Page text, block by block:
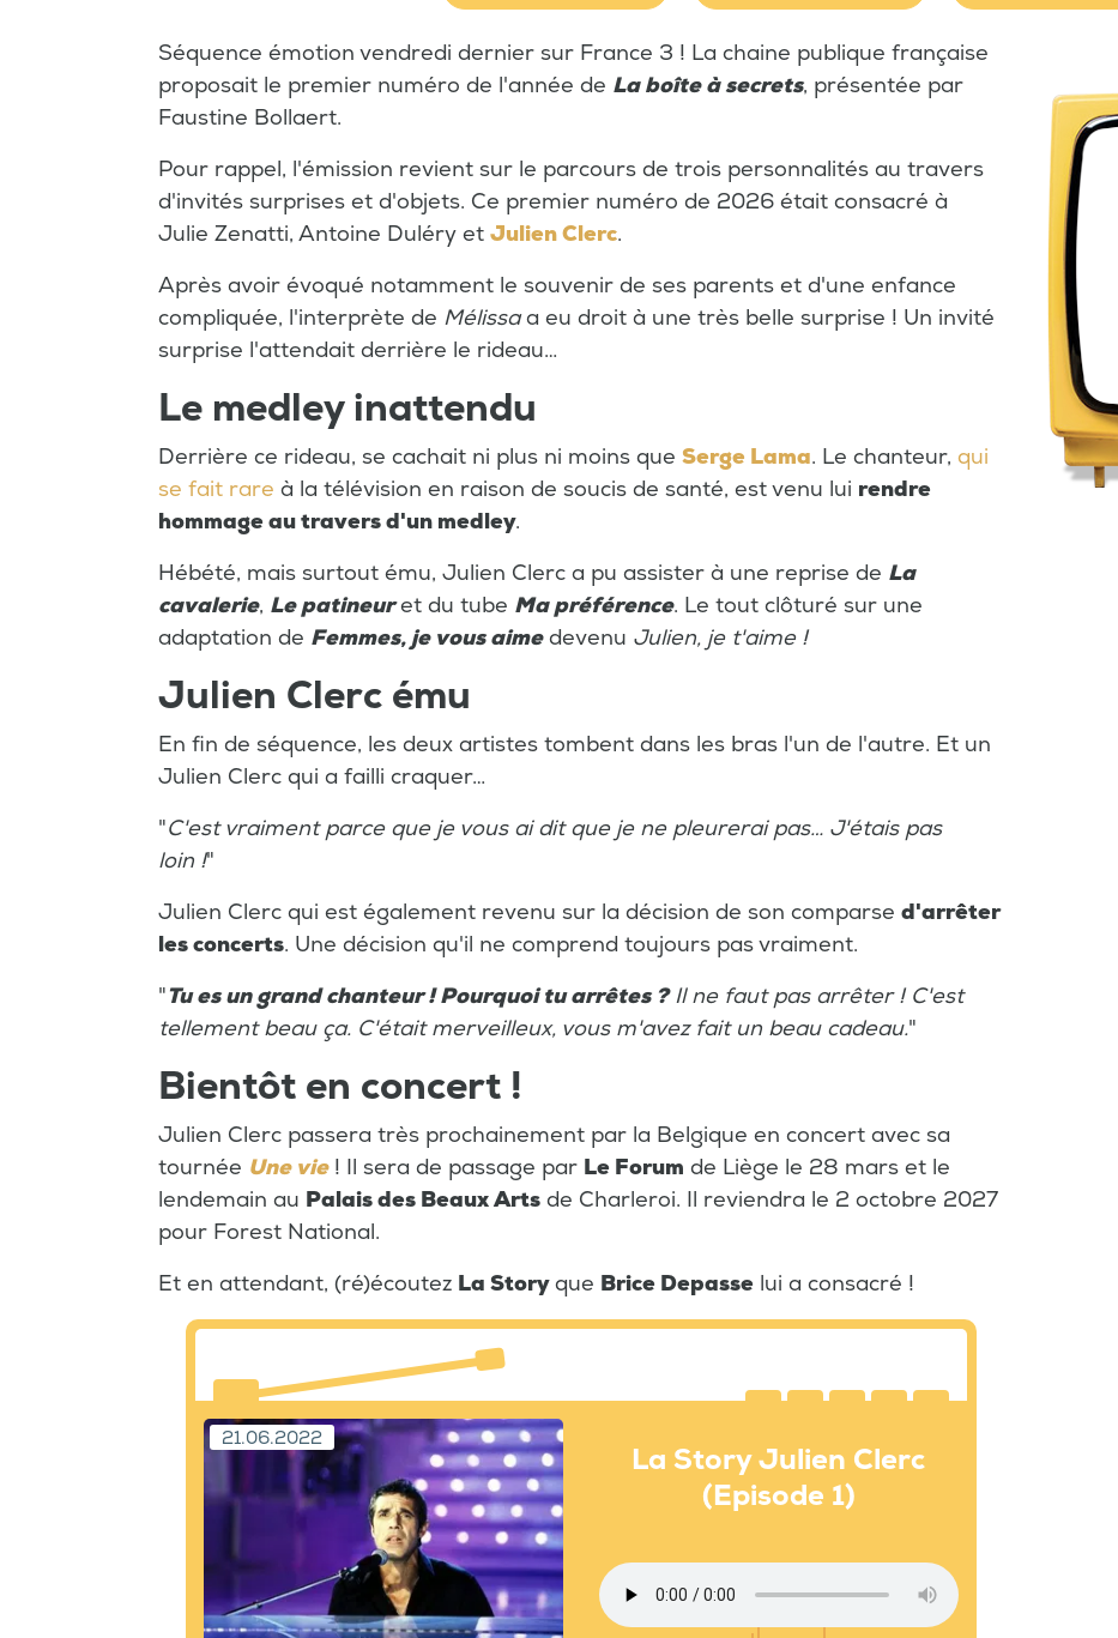
Séquence émotion vendredi dernier sur France 3 ! La chaine publique française
proposait le premier numéro de l'année de La boîte à secrets, présentée par
Faustine Bollaert.
Pour rappel, l'émission revient sur le parcours de trois personnalités au travers
d'invités surprises et d'objets. Ce premier numéro de 2026 était consacré à
Julie Zenatti, Antoine Duléry et Julien Clerc.
Après avoir évoqué notamment le souvenir de ses parents et d'une enfance
compliquée, l'interprète de Mélissaa eu droit à une très belle surprise ! Un invité
surprise l'attendait derrière le rideau…
Le medley inattendu
Derrière ce rideau, se cachait ni plus ni moins que Serge Lama. Le chanteur, qui
se fait rare à la télévision en raison de soucis de santé, est venu lui rendre
hommage au travers d'un medley.
Hébété, mais surtout ému, Julien Clerc a pu assister à une reprise de La
cavalerie, Le patineuret du tube Ma préférence. Le tout clôturé sur une
adaptation de Femmes, je vous aimedevenu Julien, je t'aime !
Julien Clerc ému
En fin de séquence, les deux artistes tombent dans les bras l'un de l'autre. Et un
Julien Clerc qui a failli craquer…
"C'est vraiment parce que je vous ai dit que je ne pleurerai pas… J'étais pas
loin !"
Julien Clerc qui est également revenu sur la décision de son comparse d'arrêter
les concerts. Une décision qu'il ne comprend toujours pas vraiment.
"Tu es un grand chanteur ! Pourquoi tu arrêtes ?Il ne faut pas arrêter ! C'est
tellement beau ça. C'était merveilleux, vous m'avez fait un beau cadeau."
Bientôt en concert !
Julien Clerc passera très prochainement par la Belgique en concert avec sa
tournée Une vie! Il sera de passage par Le Forum de Liège le 28 mars et le
lendemain au Palais des Beaux Arts de Charleroi. Il reviendra le 2 octobre 2027
pour Forest National.
Et en attendant, (ré)écoutez La Storyque Brice Depasse lui a consacré !
21.06.2022
La Story Julien Clerc
(Episode 1)